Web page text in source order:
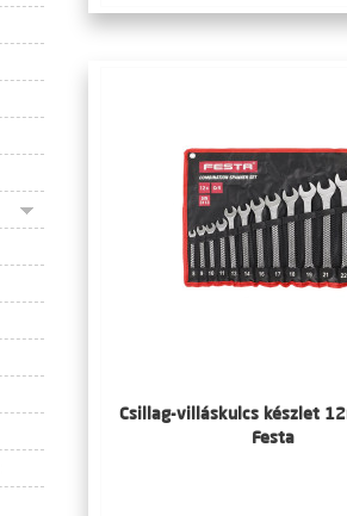
Csillag-villáskulcs készlet
Festa